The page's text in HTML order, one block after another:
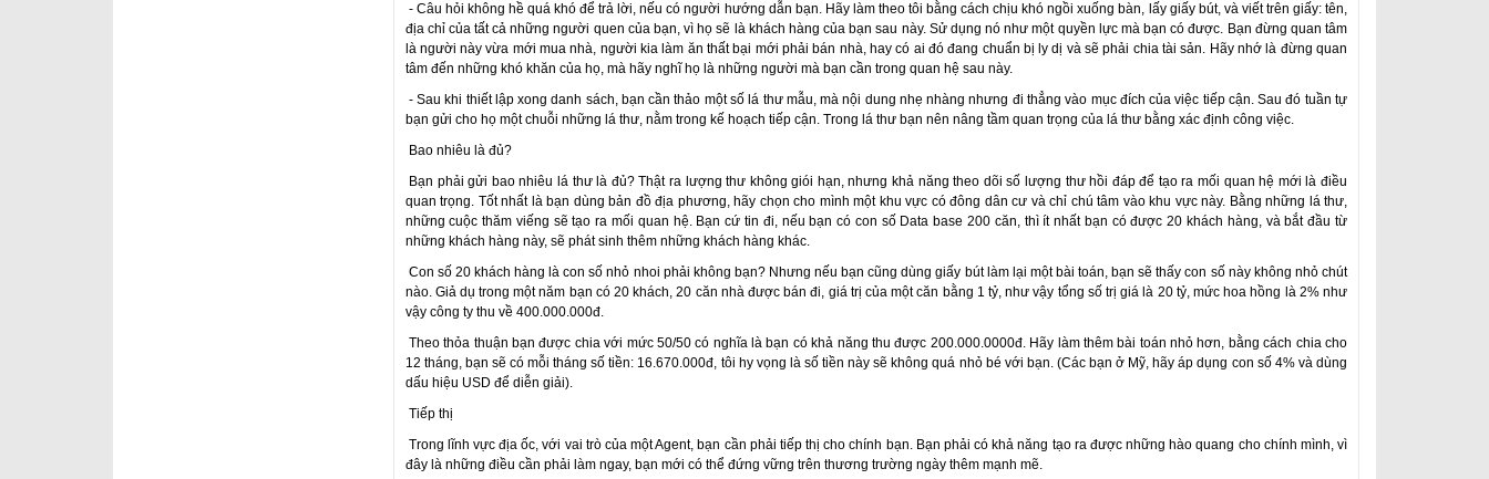
- Câu hỏi không hề quá khó để trả lời, nếu có người hướng dẫn bạn. Hãy làm theo tôi bằng cách chịu khó ngồi xuống bàn, lấy giấy bút, và viết trên giấy: tên,
địa chỉ của tất cả những người quen của bạn, vì họ sẽ là khách hàng của bạn sau này. Sử dụng nó như một quyền lực mà bạn có được. Bạn đừng quan tâm
là người này vừa mới mua nhà, người kia làm ăn thất bại mới phải bán nhà, hay có ai đó đang chuẩn bị ly dị và sẽ phải chia tài sản. Hãy nhớ là đừng quan
tâm đến những khó khăn của họ, mà hãy nghĩ họ là những người mà bạn cần trong quan hệ sau này.
- Sau khi thiết lập xong danh sách, bạn cần thảo một số lá thư mẫu, mà nội dung nhẹ nhàng nhưng đi thẳng vào mục đích của việc tiếp cận. Sau đó tuần tự
bạn gửi cho họ một chuỗi những lá thư, nằm trong kế hoạch tiếp cận. Trong lá thư bạn nên nâng tầm quan trọng của lá thư bằng xác định công việc.
Bao nhiêu là đủ?
Bạn phải gửi bao nhiêu lá thư là đủ? Thật ra lượng thư không giói hạn, nhưng khả năng theo dõi số lượng thư hồi đáp để tạo ra mối quan hệ mới là điều
quan trọng. Tốt nhất là bạn dùng bản đồ địa phương, hãy chọn cho mình một khu vực có đông dân cư và chỉ chú tâm vào khu vực này. Bằng những lá thư,
những cuộc thăm viếng sẽ tạo ra mối quan hệ. Bạn cứ tin đi, nếu bạn có con số Data base 200 căn, thì ít nhất bạn có được 20 khách hàng, và bắt đầu từ
những khách hàng này, sẽ phát sinh thêm những khách hàng khác.
Con số 20 khách hàng là con số nhỏ nhoi phải không bạn? Nhưng nếu bạn cũng dùng giấy bút làm lại một bài toán, bạn sẽ thấy con số này không nhỏ chút
nào. Giả dụ trong một năm bạn có 20 khách, 20 căn nhà được bán đi, giá trị của một căn bằng 1 tỷ, như vậy tổng số trị giá là 20 tỷ, mức hoa hồng là 2% như
vậy công ty thu về 400.000.000đ.
Theo thỏa thuận bạn được chia với mức 50/50 có nghĩa là bạn có khả năng thu được 200.000.0000đ. Hãy làm thêm bài toán nhỏ hơn, bằng cách chia cho
12 tháng, bạn sẽ có mỗi tháng số tiền: 16.670.000đ, tôi hy vọng là số tiền này sẽ không quá nhỏ bé với bạn. (Các bạn ở Mỹ, hãy áp dụng con số 4% và dùng
dấu hiệu USD để diễn giải).
Tiếp thị
Trong lĩnh vực địa ốc, với vai trò của một Agent, bạn cần phải tiếp thị cho chính bạn. Bạn phải có khả năng tạo ra được những hào quang cho chính mình, vì
đây là những điều cần phải làm ngay, bạn mới có thể đứng vững trên thương trường ngày thêm mạnh mẽ.